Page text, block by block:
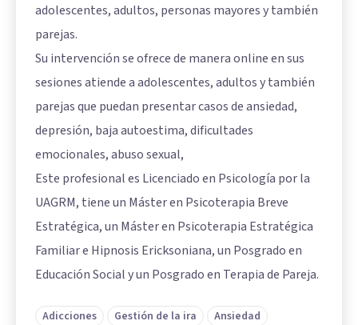
adolescentes, adultos, personas mayores y también
parejas.
Su intervención se ofrece de manera online en sus
sesiones atiende a adolescentes, adultos y también
parejas que puedan presentar casos de ansiedad,
depresión, baja autoestima, dificultades
emocionales, abuso sexual,
Este profesional es Licenciado en Psicología por la
UAGRM, tiene un Máster en Psicoterapia Breve
Estratégica, un Máster en Psicoterapia Estratégica
Familiar e Hipnosis Ericksoniana, un Posgrado en
Educación Social y un Posgrado en Terapia de Pareja.
Adicciones Gestión de la ira
Ansiedad